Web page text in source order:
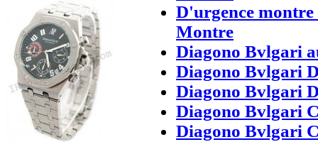
D'urgence
Montre
Diagono Bvlgari
Diagono Bvlgari
Diagono Bvlgari
Diagono Bvlgari
Diagono Bvlgari